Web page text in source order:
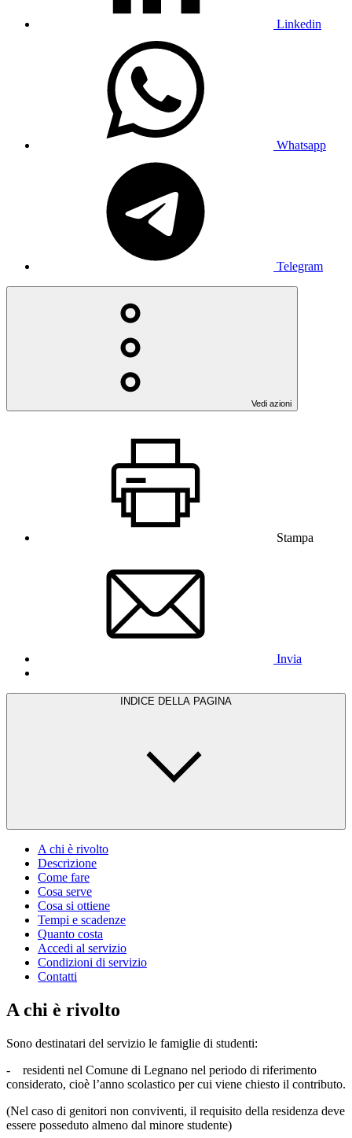
Linkedin
Whatsapp
Telegram
Vedi azioni
Stampa
Invia
INDICE DELLA PAGINA
A chi è rivolto
Descrizione
Come fare
Cosa serve
Cosa si ottiene
Tempi e scadenze
Quanto costa
Accedi al servizio
Condizioni di servizio
Contatti
A chi è rivolto
Sono destinatari del servizio le famiglie di studenti:
- residenti nel Comune di Legnano nel periodo di riferimento
considerato, cioè l’anno scolastico per cui viene chiesto il contributo.
(Nel caso di genitori non conviventi, il requisito della residenza deve
essere posseduto almeno dal minore studente)